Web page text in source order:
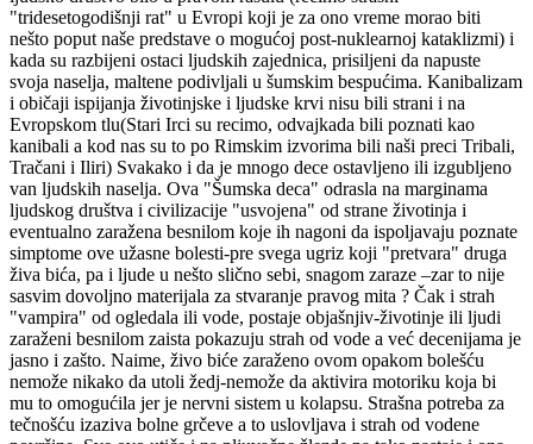
"tridesetogodišnji rat" u Evropi koji je za ono vreme morao biti
nešto poput naše predstave o mogućoj post-nuklearnoj kataklizmi) i
kada su razbijeni ostaci ljudskih zajednica, prisiljeni da napuste
svoja naselja, maltene podivljali u šumskim bespućima. Kanibalizam
i običaji ispijanja životinjske i ljudske krvi nisu bili strani i na
Evropskom tlu(Stari Irci su recimo, odvajkada bili poznati kao
kanibali a kod nas su to po Rimskim izvorima bili naši preci Tribali,
Tračani i Iliri) Svakako i da je mnogo dece ostavljeno ili izgubljeno
van ljudskih naselja. Ova "Šumska deca" odrasla na marginama
ljudskog društva i civilizacije "usvojena" od strane životinja i
eventualno zaražena besnilom koje ih nagoni da ispoljavaju poznate
simptome ove užasne bolesti-pre svega ugriz koji "pretvara" druga
živa bića, pa i ljude u nešto slično sebi, snagom zaraze –zar to nije
sasvim dovoljno materijala za stvaranje pravog mita ? Čak i strah
"vampira" od ogledala ili vode, postaje objašnjiv-životinje ili ljudi
zaraženi besnilom zaista pokazuju strah od vode a već decenijama je
jasno i zašto. Naime, živo biće zaraženo ovom opakom bolešću
nemože nikako da utoli žedj-nemože da aktivira motoriku koja bi
mu to omogućila jer je nervni sistem u kolapsu. Strašna potreba za
tečnošću izaziva bolne grčeve a to uslovljava i strah od vodene